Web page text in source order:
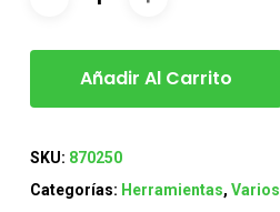
Añadir Al Carrito
SKU: 870250
Categorías: Herramientas, Varios